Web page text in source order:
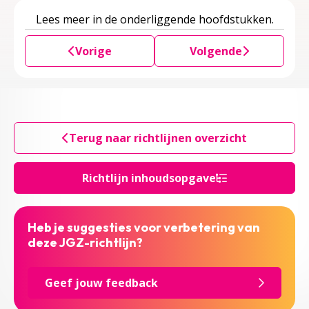
Richtlijn inhoudsopgave
Lees meer in de onderliggende hoofdstukken.
Vorige Volgende
Terug naar richtlijnen overzicht
Heb je suggesties voor verbetering van
deze JGZ-richtlijn?
Geef jouw feedback